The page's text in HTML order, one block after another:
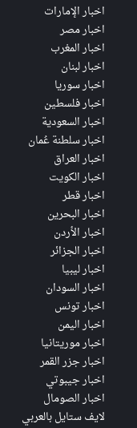
اخبار الإمارات
اخبار مصر
اخبار المغرب
اخبار لبنان
اخبار سوريا
اخبار فلسطين
اخبار السعودية
اخبار سلطنة عُمان
اخبار العراق
اخبار الكويت
اخبار قطر
اخبار البحرين
اخبار الأردن
اخبار الجزائر
اخبار ليبيا
اخبار السودان
اخبار تونس
اخبار اليمن
اخبار موريتانيا
اخبار جزر القمر
اخبار جيبوتي
اخبار الصومال
لايف ستايل بالعربي